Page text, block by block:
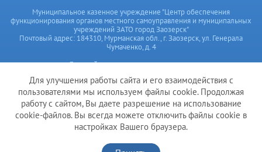
Муниципальное казенное учреждение "Центр обеспечения
функционирования органов местного самоуправления и муниципальных
учреждений ЗАТО город Заозерск"
Почтовый адрес: 184310, Мурманская обл., г. Заозерск, ул. Генерала
Чумаченко, д. 4
Главный редактор сетевого издания:
Е-mail: cof@zatozaozersk.ru,
тел. ред. 8 (81556) 3-23-94;
Почтовый адрес редакции: 184310, Мурманская обл., г. Заозерск, ул.
Генерала Чумаченко, д.4
При полном или частичном использовании материалов ссылка на ресурс
Для улучшения работы сайта и его взаимодействия с
пользователями мы используем файлы cookie. Продолжая
работу с сайтом, Вы даете разрешение на использование
cookie-файлов. Вы всегда можете отключить файлы cookie в
настройках Вашего браузера.